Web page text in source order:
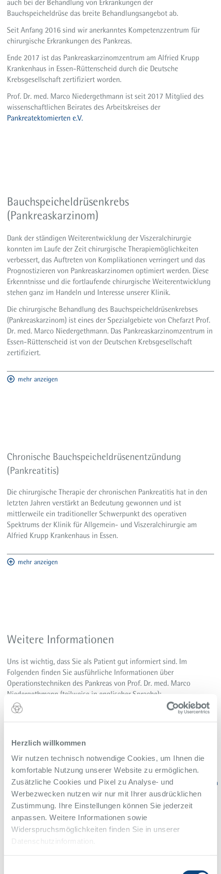
Herzlich willkommen
Wir nutzen technisch notwendige Cookies, um Ihnen die
komfortable Nutzung unserer Website zu ermöglichen.
Zusätzliche Cookies und Pixel zu Analyse- und
Werbezwecken nutzen wir nur mit Ihrer ausdrücklichen
Zustimmung. Ihre Einstellungen können Sie jederzeit
anpassen. Weitere Informationen sowie
Widerspruchsmöglichkeiten finden Sie in unserer
Datenschutzinformation.
auch bei der Behandlung von Erkrankungen der
Bauchspeicheldrüse das breite Behandlungsangebot ab.
Seit Anfang 2016 sind wir anerkanntes Kompetenzzentrum für
chirurgische Erkrankungen des Pankreas.
Ende 2017 ist das Pankreaskarzinomzentrum am Alfried Krupp
Krankenhaus in Essen-Rüttenscheid durch die Deutsche
Krebsgesellschaft zertifiziert worden.
Prof. Dr. med. Marco Niedergethmann ist seit 2017 Mitglied des
wissenschaftlichen Beirates des Arbeitskreises der
Pankreatektomierten e.V.
Bauchspeicheldrüsenkrebs
(Pankreaskarzinom)
Dank der ständigen Weiterentwicklung der Viszeralchirurgie
konnten im Laufe der Zeit chirurgische Therapiemöglichkeiten
verbessert, das Auftreten von Komplikationen verringert und das
Prognostizieren von Pankreaskarzinomen optimiert werden. Diese
Erkenntnisse und die fortlaufende chirurgische Weiterentwicklung
stehen ganz im Handeln und Interesse unserer Klinik.
Die chirurgische Behandlung des Bauchspeicheldrüsenkrebses
(Pankreaskarzinom) ist eines der Spezialgebiete von Chefarzt Prof.
Dr. med. Marco Niedergethmann. Das Pankreaskarzinomzentrum in
Essen-Rüttenscheid ist von der Deutschen Krebsgesellschaft
zertifiziert.
JAMA 2007
LZ-Ergebnisse JAMA 2013
Longterm PDAC
mehr anzeigen
Chronische Bauchspeicheldrüsenentzündung
(Pankreatitis)
Die chirurgische Therapie der chronischen Pankreatitis hat in den
letzten Jahren verstärkt an Bedeutung gewonnen und ist
mittlerweile ein traditioneller Schwerpunkt des operativen
Spektrums der Klinik für Allgemein- und Viszeralchirurgie am
Alfried Krupp Krankenhaus in Essen.
mehr anzeigen
Weitere Informationen
Uns ist wichtig, dass Sie als Patient gut informiert sind. Im
Folgenden finden Sie ausführliche Informationen über
Operationstechniken des Pankreas von Prof. Dr. med. Marco
Niedergethmann (teilweise in englischer Sprache):
Informationen über die Operation an der Bauchspeicheldrüse
Operationstechnik Anastomose
Schnelle Rehabilitation nach Operationen im Bauch- und Brustraum
(fast track)